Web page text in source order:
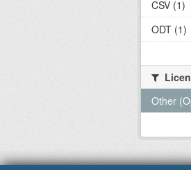
CSV (1)
ODT (1)
Other